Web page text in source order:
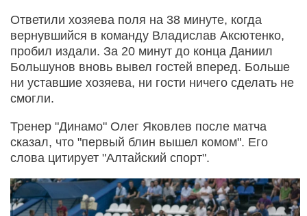
Ответили хозяева поля на 38 минуте, когда
вернувшийся в команду Владислав Аксютенко,
пробил издали. За 20 минут до конца Даниил
Большунов вновь вывел гостей вперед. Больше
ни уставшие хозяева, ни гости ничего сделать не
смогли.
Тренер "Динамо" Олег Яковлев после матча
сказал, что "первый блин вышел комом". Его
слова цитирует "Алтайский спорт".